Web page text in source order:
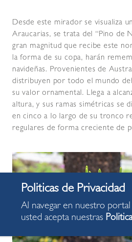
Desde este mirador se visualiza
Araucarias, se trata del “Pino de
gran magnitud que recibe este
la forma de su copa, harán
navideñas. Provenientes de
distribuyen por todo el mundo
su valor ornamental. Llega a
altura, y sus ramas simétricas se
en cinco a lo largo de su tronco
regulares de forma creciente de
Al navegar en nuestro
usted acepta nuestras